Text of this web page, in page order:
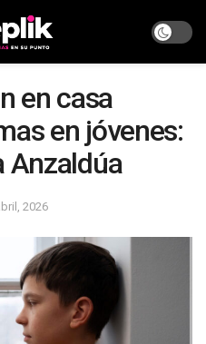
en casa
en jóvenes:
Anzaldúa
2026